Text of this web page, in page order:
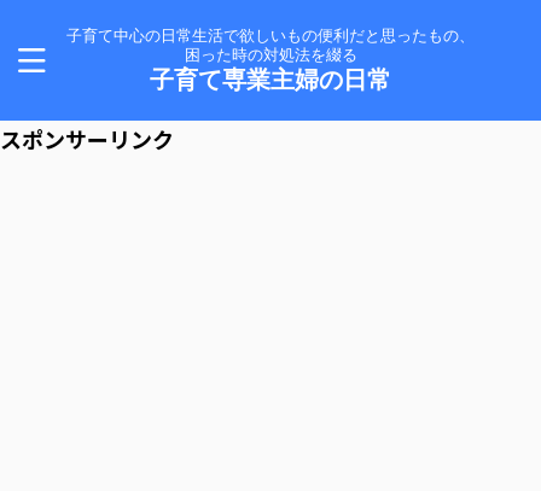
子育て中心の日常生活で欲しいもの便利だと思ったもの、
困った時の対処法を綴る
子育て専業主婦の日常
スポンサーリンク